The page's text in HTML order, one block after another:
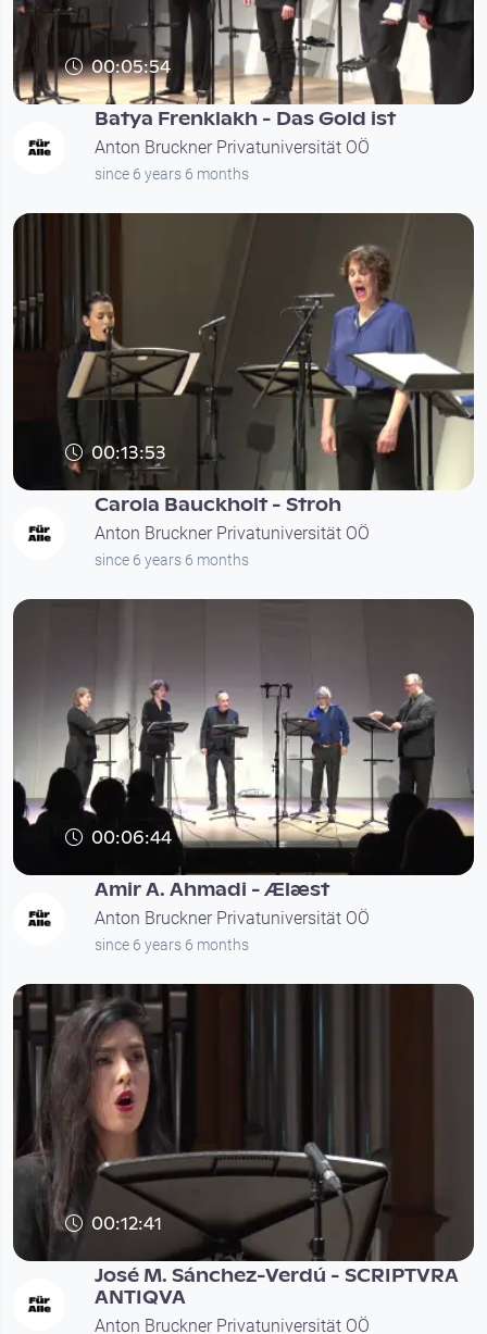
00:05:54
Batya Frenklakh - Das Gold ist
Anton Bruckner Privatuniversität OÖ
since 6 years 6 months
00:13:53
Carola Bauckholt - Stroh
Anton Bruckner Privatuniversität OÖ
since 6 years 6 months
00:06:44
Amir A. Ahmadi - Ælæst
Anton Bruckner Privatuniversität OÖ
since 6 years 6 months
00:12:41
José M. Sánchez-Verdú - SCRIPTVRA
ANTIQVA
Anton Bruckner Privatuniversität OÖ